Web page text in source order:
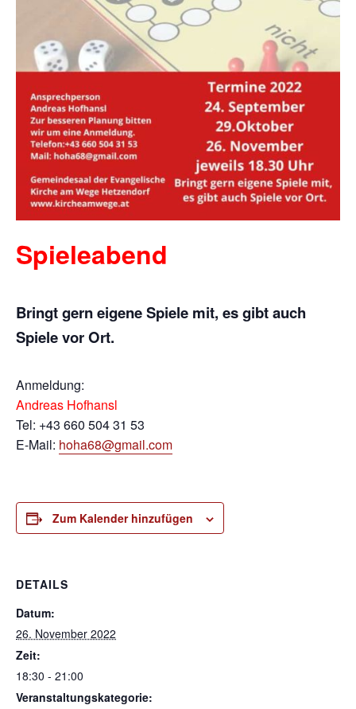
Spieleabend
Bringt gern eigene Spiele mit, es gibt auch
Spiele vor Ort.
Anmeldung:
Andreas Hofhansl
Tel: +43 660 504 31 53
E-Mail: hoha68@gmail.com
Zum Kalender hinzufügen
DETAILS
Datum:
26. November 2022
Zeit:
18:30 - 21:00
Veranstaltungskategorie: